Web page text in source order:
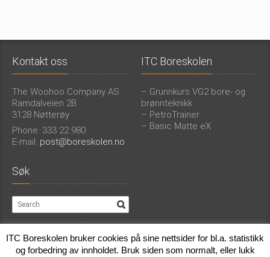
Kontakt oss
The Woohoo Company AS
Ramdalveien 2B
3128 Nøtterøy
Phone: 333 22 980
E-mail: post@boreskolen.no
ITC Boreskolen
– Grunnkurs VG2 bore- og
brønnteknikk
– PetroTrainer
– Basic Matte eX
Søk
Boreskolen©2026. Alle rettigheter reservert ITC Boreskolen AS |Personvern|
Utviklet avFærder Marketing.
ITC Boreskolen bruker cookies på sine nettsider for bl.a. statistikk
og forbedring av innholdet. Bruk siden som normalt, eller lukk